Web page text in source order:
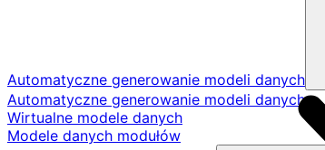
Automatyczne generowanie modeli danych
Automatyczne generowanie modeli danych
Wirtualne modele danych
Modele danych modułów